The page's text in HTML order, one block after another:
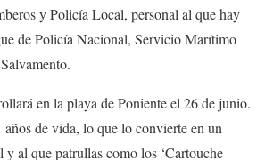
y Policía Local, personal al que hay
de Policía Nacional, Servicio Marítimo
en la playa de Poniente el 26 de junio.
de vida, lo que lo convierte en un
y al que patrullas como los ‘Cartouche